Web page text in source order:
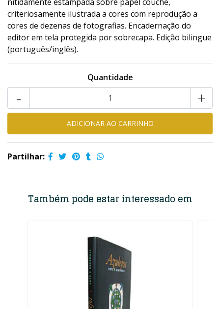
criteriosamente ilustrada a cores com reprodução a
cores de dezenas de fotografias. Encadernação do
editor em tela protegida por sobrecapa. Edição bilingue
(português/inglês).
Quantidade
+
-
Partilhar:
Também pode estar interessado em